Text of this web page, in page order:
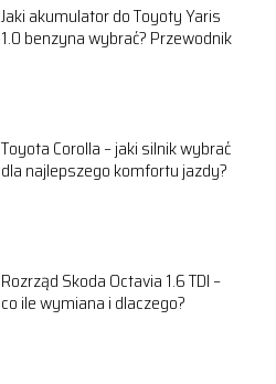
Jaki akumulator do Toyoty Yaris
1.0 benzyna wybrać? Przewodnik
Toyota Corolla – jaki silnik wybrać
dla najlepszego komfortu jazdy?
Rozrząd Skoda Octavia 1.6 TDI –
co ile wymiana i dlaczego?